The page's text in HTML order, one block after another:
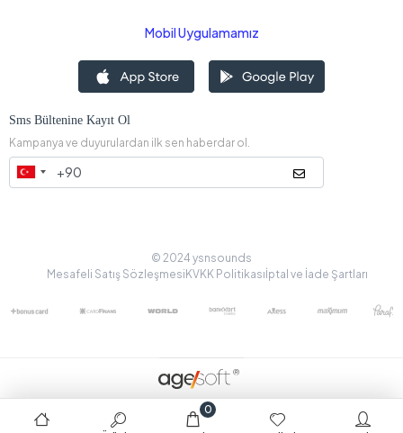
Mobil Uygulamamız
Sms Bültenine Kayıt Ol
Kampanya ve duyurulardan ilk sen haberdar ol.
© 2024 ysnsounds
Mesafeli Satış Sözleşmesi KVKK Politikasıİptal ve İade Şartları
0